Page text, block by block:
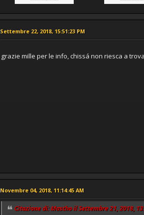
Settembre 22, 2018, 15:51:23 PM
grazie mille per le info, chissá non riesca a
Novembre 04, 2018, 11:14:45 AM
Citazione di: Mastho il Settembre 21, 2018,